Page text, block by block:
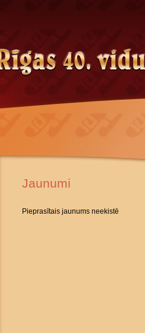
Jaunumi
Pieprasītais jaunums neekistē